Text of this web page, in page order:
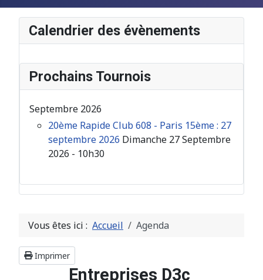
Calendrier des évènements
Prochains Tournois
Septembre 2026
20ème Rapide Club 608 - Paris 15ème : 27
septembre 2026 Dimanche 27 Septembre
2026 - 10h30
Vous êtes ici : Accueil Agenda
Imprimer
Entreprises D3c